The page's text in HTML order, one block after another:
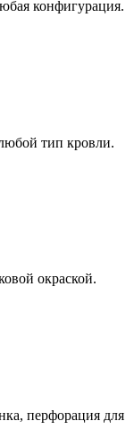
конфигурация.
тип кровли.
окраской.
перфорация для